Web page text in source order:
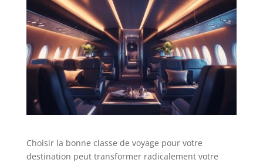
Choisir la bonne classe de voyage pour votre
destination peut transformer radicalement votre